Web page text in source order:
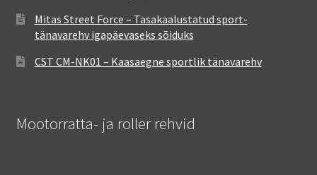
Mitas Street Force – Tasakaalustatud sport-
tänavarehv igapäevaseks sõiduks
CST CM-NK01 – Kaasaegne sportlik tänavarehv
Mootorratta- ja roller rehvid